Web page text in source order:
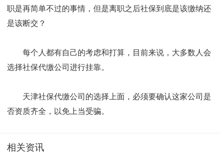
职是再简单不过的事情，但是离职之后社保到底是该缴纳还
是该断交？
每个人都有自己的考虑和打算，目前来说，大多数人会
选择社保代缴公司进行挂靠。
天津社保代缴公司的选择上面，必须要确认这家公司是
否资质齐全，以免上当受骗。
相关资讯